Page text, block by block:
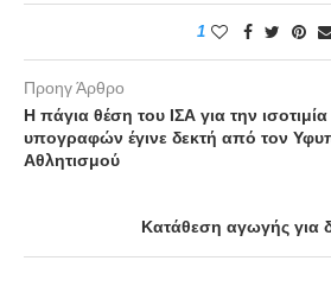
1
Προηγ Άρθρο
Η πάγια θέση του ΙΣΑ για την
υπογραφών έγινε δεκτή από τον
Αθλητισμού
Κατάθεση αγωγής για